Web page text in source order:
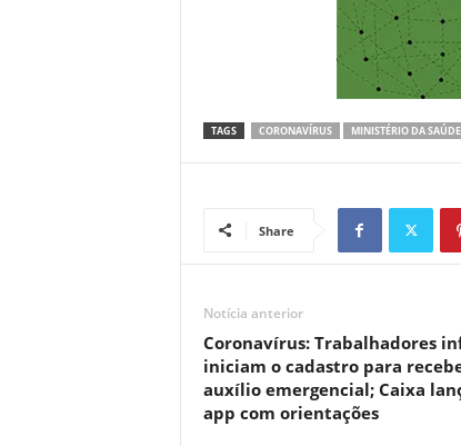
TAGS CORONAVÍRUS MINISTÉRIO DA SAÚDE
Share
Notícia anterior
Coronavírus: Trabalhadores
iniciam o cadastro para
auxílio emergencial; Caixa
app com orientações